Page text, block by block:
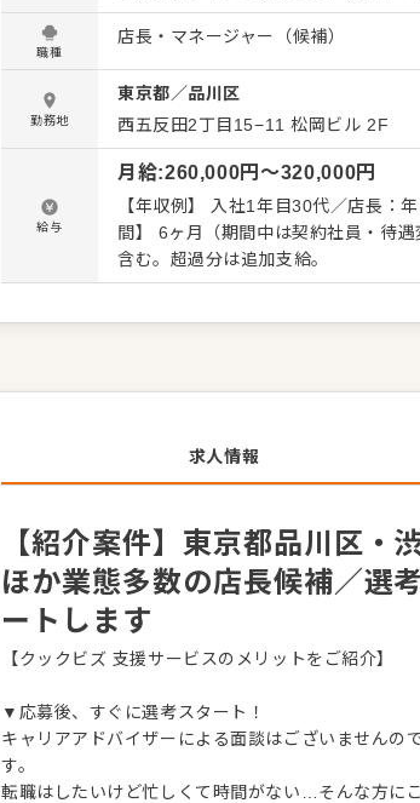
くことです。 全体のオペレーション
を積極的に発信してください。 【具体的には…】 ・ホール、キッチンの全体管理 ・予約管
理、電話対応 ・接客、サービス全般
ト、シフト管理 など 入社後はスキルに合わせた業務からお任せしますので、徐々に仕事の幅
を広げていきましょう。成長をしっ
トできる環境です。 ゆくゆくはさら
職種
店長・マネージャー（候補）
勤務地
東京都／品川区
西五反田2丁目15−11 松岡ビル 2F
給与
月給:260,000円〜320,000円
【年収例】 入社1年目30代／店長：年収
間】 6ヶ月（期間中は契約社員・待遇変更なし） ※みなし残業45時間￥
含む。超過分は追加支給。
求人情報
【紹介案件】東京都品川区・
ほか業態多数の店長候補／選
ートします
【クックビズ 支援サービスのメリットをご紹介】
▼応募後、すぐに選考スタート！
キャリアアドバイザーによる面談はございませんの
す。
転職はしたいけど忙しくて時間がない…そんな方に